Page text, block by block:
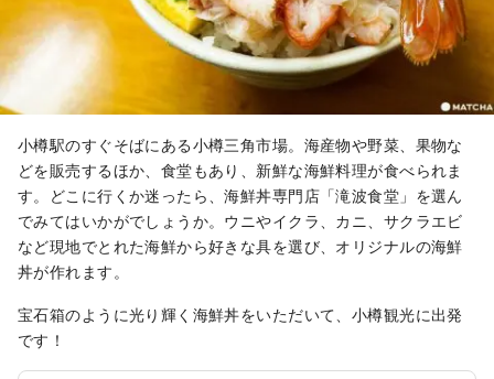
小樽駅のすぐそばにある小樽三角市場。海産物や野菜、果物な
どを販売するほか、食堂もあり、新鮮な海鮮料理が食べられま
す。どこに行くか迷ったら、海鮮丼専門店「滝波食堂」を選ん
でみてはいかがでしょうか。ウニやイクラ、カニ、サクラエビ
など現地でとれた海鮮から好きな具を選び、オリジナルの海鮮
丼が作れます。
宝石箱のように光り輝く海鮮丼をいただいて、小樽観光に出発
です！